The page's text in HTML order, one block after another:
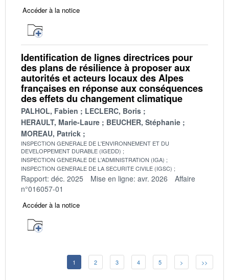
Accéder à la notice
Identification de lignes directrices pour
des plans de résilience à proposer aux
autorités et acteurs locaux des Alpes
françaises en réponse aux conséquences
des effets du changement climatique
PALHOL, Fabien
LECLERC, Boris
HERAULT, Marie-Laure
BEUCHER, Stéphanie
MOREAU, Patrick
INSPECTION GENERALE DE L'ENVIRONNEMENT ET DU
DEVELOPPEMENT DURABLE (IGEDD)
INSPECTION GENERALE DE L'ADMINISTRATION (IGA)
INSPECTION GENERALE DE LA SECURITE CIVILE (IGSC)
Rapport: déc. 2025 Mise en ligne: avr. 2026
Affaire
n°016057-01
Accéder à la notice
1 2 3 4 5 > >>